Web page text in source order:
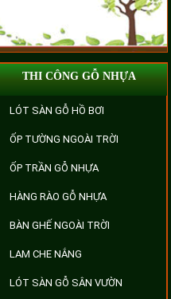
THI CÔNG GỖ NHỰA
LÓT SÀN GỖ HỒ BƠI
ỐP TƯỜNG NGOÀI TRỜI
ỐP TRẦN GỖ NHỰA
HÀNG RÀO GỖ NHỰA
BÀN GHẾ NGOÀI TRỜI
LAM CHE NẮNG
LÓT SÀN GỖ SÂN VƯỜN